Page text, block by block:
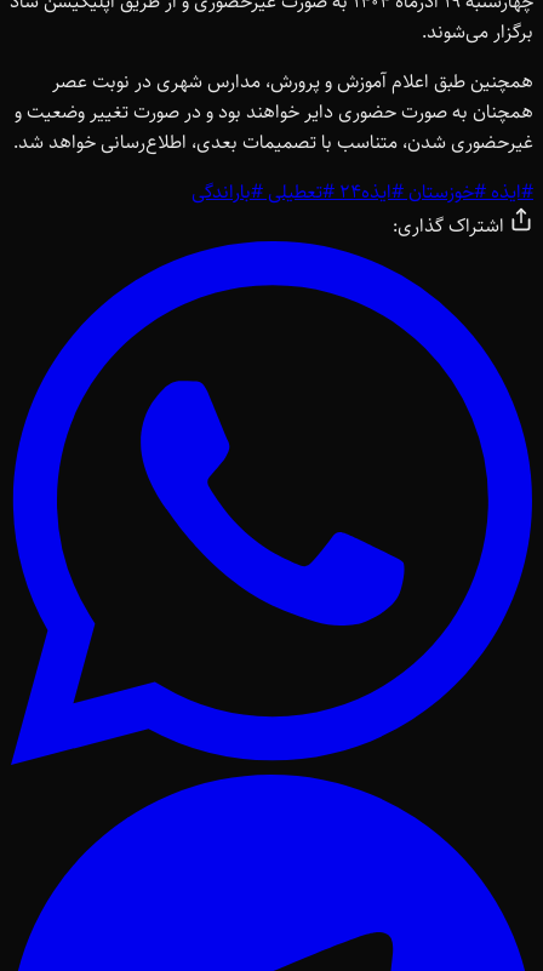
برگزار می‌شوند.
همچنین طبق اعلام آموزش و پرورش، مدارس شهری در نوبت عصر
همچنان به صورت حضوری دایر خواهند بود و در صورت تغییر وضعیت و
غیرحضوری شدن، متناسب با تصمیمات بعدی، اطلاع‌رسانی خواهد شد.
#ایذه#خوزستان#ایذه24 #تعطیلی#باراندگی
اشتراک گذاری: